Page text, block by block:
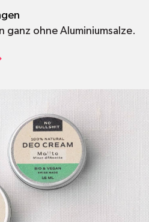
ganz ohne Aluminiumsalze.